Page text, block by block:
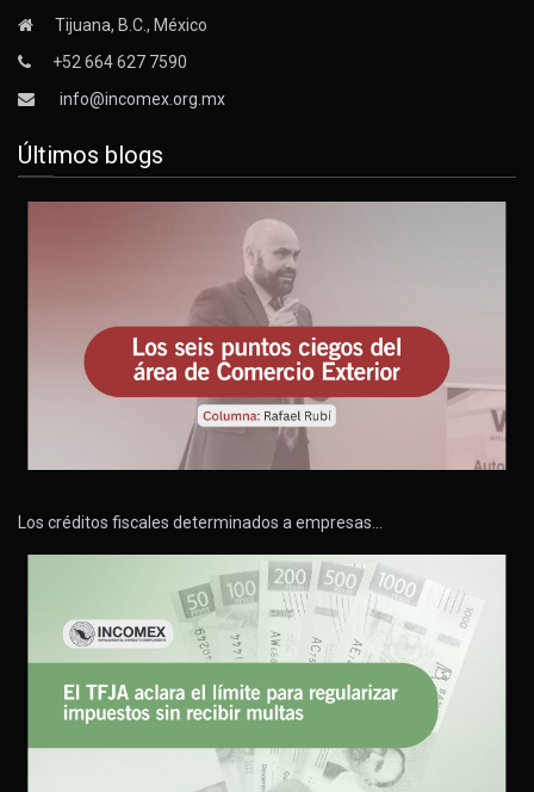
Tijuana, B.C., México
+52 664 627 7590
info@incomex.org.mx
Últimos blogs
Los créditos fiscales determinados a empresas…